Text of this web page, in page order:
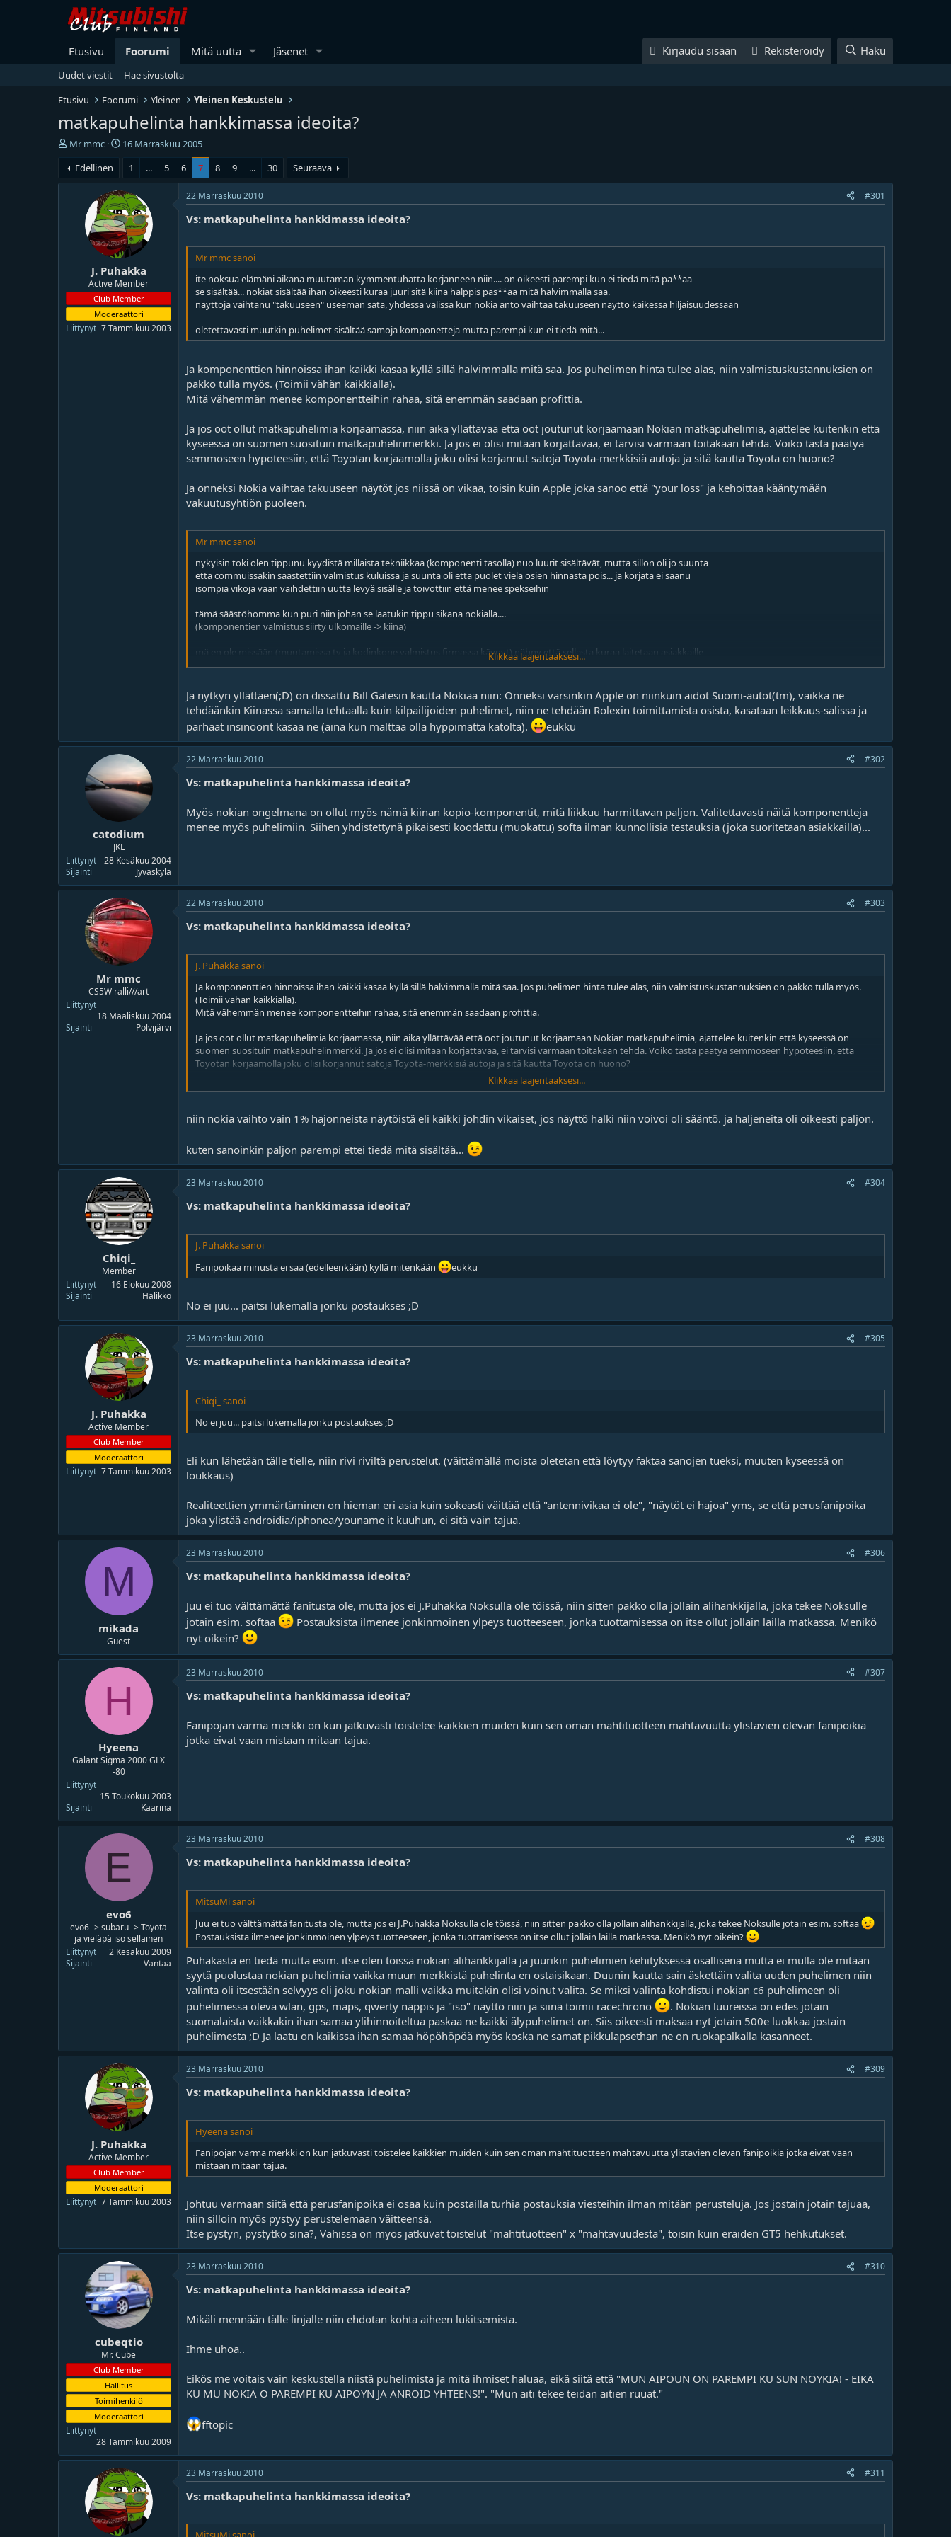
Etusivu Foorumi Mitä uutta Jäsenet Kirjaudu sisään Rekisteröidy Haku
Uudet viestit
Hae sivustolta
Etusivu
Foorumi Yleinen Yleinen Keskustelu
matkapuhelinta hankkimassa ideoita?
V
e
s
a
l
o
i
Mr mmc
A
i
t
u
s
p
ä
i
v
ä
m
ä
ä
r
16 Marraskuu 2005
Edellinen
1 ... 5 6 7 8 9 ... 30 Seuraava
J. Puhakka
Active Member
Club Member
Moderaattori
Liittynyt 7 Tammikuu 2003
22 Marraskuu 2010 #301
Vs: matkapuhelinta hankkimassa ideoita?
Mr mmc sanoi
ite noksua elämäni aikana muutaman kymmentuhatta korjanneen niin.... on oikeesti parempi kun ei tiedä mitä pa**aa
se sisältää... nokiat sisältää ihan oikeesti kuraa juuri sitä kiina halppis pas**aa mitä halvimmalla saa.
näyttöjä vaihtanu "takuuseen" useeman sata, yhdessä välissä kun nokia anto vaihtaa takuuseen näyttö kaikessa hiljaisuudessaan
oletettavasti muutkin puhelimet sisältää samoja komponetteja mutta parempi kun ei tiedä mitä...
Ja komponenttien hinnoissa ihan kaikki kasaa kyllä sillä halvimmalla mitä saa. Jos puhelimen hinta tulee alas, niin valmistuskustannuksien on
pakko tulla myös. (Toimii vähän kaikkialla).
Mitä vähemmän menee komponentteihin rahaa, sitä enemmän saadaan profittia.
Ja jos oot ollut matkapuhelimia korjaamassa, niin aika yllättävää että oot joutunut korjaamaan Nokian matkapuhelimia, ajattelee kuitenkin että
kyseessä on suomen suosituin matkapuhelinmerkki. Ja jos ei olisi mitään korjattavaa, ei tarvisi varmaan töitäkään tehdä. Voiko tästä päätyä
semmoseen hypoteesiin, että Toyotan korjaamolla joku olisi korjannut satoja Toyota-merkkisiä autoja ja sitä kautta Toyota on huono?
Ja onneksi Nokia vaihtaa takuuseen näytöt jos niissä on vikaa, toisin kuin Apple joka sanoo että "your loss" ja kehoittaa kääntymään
vakuutusyhtiön puoleen.
Mr mmc sanoi
nykyisin toki olen tippunu kyydistä millaista tekniikkaa (komponenti tasolla) nuo luurit sisältävät, mutta sillon oli jo suunta
että commuissakin säästettiin valmistus kuluissa ja suunta oli että puolet vielä osien hinnasta pois... ja korjata ei saanu
isompia vikoja vaan vaihdettiin uutta levyä sisälle ja toivottiin että menee spekseihin
tämä säästöhomma kun puri niin johan se laatukin tippu sikana nokialla....
(komponentien valmistus siirty ulkomaille -> kiina)
mä en ole missään (muutamissa tv ja kodinkone valmistus firmassa käynyt) nähny että sellasta kuraa laitetaan asiakkaille
vähän kuin bill gatessi...
Klikkaa laajentaaksesi...
Ja nytkyn yllättäen(;D) on dissattu Bill Gatesin kautta Nokiaa niin: Onneksi varsinkin Apple on niinkuin aidot Suomi-autot(tm), vaikka ne
tehdäänkin Kiinassa samalla tehtaalla kuin kilpailijoiden puhelimet, niin ne tehdään Rolexin toimittamista osista, kasataan leikkaus-salissa ja
parhaat insinöörit kasaa ne (aina kun malttaa olla hyppimättä katolta).
eukku
catodium
JKL
Liittynyt
28 Kesäkuu 2004
Sijainti
Jyväskylä
22 Marraskuu 2010 #302
Vs: matkapuhelinta hankkimassa ideoita?
Myös nokian ongelmana on ollut myös nämä kiinan kopio-komponentit, mitä liikkuu harmittavan paljon. Valitettavasti näitä komponentteja
menee myös puhelimiin. Siihen yhdistettynä pikaisesti koodattu (muokattu) softa ilman kunnollisia testauksia (joka suoritetaan asiakkailla)...
Mr mmc
CS5W ralli///art
Liittynyt
18 Maaliskuu 2004
Sijainti
Polvijärvi
22 Marraskuu 2010 #303
Vs: matkapuhelinta hankkimassa ideoita?
J. Puhakka sanoi
Ja komponenttien hinnoissa ihan kaikki kasaa kyllä sillä halvimmalla mitä saa. Jos puhelimen hinta tulee alas, niin valmistuskustannuksien on pakko tulla myös.
(Toimii vähän kaikkialla).
Mitä vähemmän menee komponentteihin rahaa, sitä enemmän saadaan profittia.
Ja jos oot ollut matkapuhelimia korjaamassa, niin aika yllättävää että oot joutunut korjaamaan Nokian matkapuhelimia, ajattelee kuitenkin että kyseessä on
suomen suosituin matkapuhelinmerkki. Ja jos ei olisi mitään korjattavaa, ei tarvisi varmaan töitäkään tehdä. Voiko tästä päätyä semmoseen hypoteesiin, että
Toyotan korjaamolla joku olisi korjannut satoja Toyota-merkkisiä autoja ja sitä kautta Toyota on huono?
Ja onneksi Nokia vaihtaa takuuseen näytöt jos niissä on vikaa, toisin kuin Apple joka sanoo että "your loss" ja kehoittaa kääntymään vakuutusyhtiön puoleen.
Ja nytkyn yllättäen(;D) on dissattu Bill Gatesin kautta Nokiaa niin: Onneksi varsinkin Apple on niinkuin aidot Suomi-autot(tm), vaikka ne tehdäänkin Kiinassa
samalla tehtaalla kuin kilpailijoiden puhelimet, niin ne tehdään Rolexin toimittamista osista, kasataan leikkaus-salissa ja parhaat insinöörit kasaa ne (aina kun
Klikkaa laajentaaksesi...
niin nokia vaihto vain 1% hajonneista näytöistä eli kaikki johdin vikaiset, jos näyttö halki niin voivoi oli sääntö. ja haljeneita oli oikeesti paljon.
kuten sanoinkin paljon parempi ettei tiedä mitä sisältää...
Chiqi_
Member
Liittynyt
16 Elokuu 2008
Sijainti
Halikko
23 Marraskuu 2010 #304
Vs: matkapuhelinta hankkimassa ideoita?
J. Puhakka sanoi
Fanipoikaa minusta ei saa (edelleenkään) kyllä mitenkään
eukku
No ei juu... paitsi lukemalla jonku postaukses ;D
J. Puhakka
Active Member
Club Member
Moderaattori
Liittynyt 7 Tammikuu 2003
23 Marraskuu 2010 #305
Vs: matkapuhelinta hankkimassa ideoita?
Chiqi_ sanoi
No ei juu... paitsi lukemalla jonku postaukses ;D
Eli kun lähetään tälle tielle, niin rivi riviltä perustelut. (väittämällä moista oletetan että löytyy faktaa sanojen tueksi, muuten kyseessä on
loukkaus)
Realiteettien ymmärtäminen on hieman eri asia kuin sokeasti väittää että "antennivikaa ei ole", "näytöt ei hajoa" yms, se että perusfanipoika
joka ylistää androidia/iphonea/youname it kuuhun, ei sitä vain tajua.
M
mikada
Guest
23 Marraskuu 2010 #306
Vs: matkapuhelinta hankkimassa ideoita?
Juu ei tuo välttämättä fanitusta ole, mutta jos ei J.Puhakka Noksulla ole töissä, niin sitten pakko olla jollain alihankkijalla, joka tekee Noksulle
jotain esim. softaa
Postauksista ilmenee jonkinmoinen ylpeys tuotteeseen, jonka tuottamisessa on itse ollut jollain lailla matkassa. Menikö
nyt oikein?
H
Hyeena
Galant Sigma 2000 GLX
-80
Liittynyt
15 Toukokuu 2003
Sijainti
Kaarina
23 Marraskuu 2010 #307
Vs: matkapuhelinta hankkimassa ideoita?
Fanipojan varma merkki on kun jatkuvasti toistelee kaikkien muiden kuin sen oman mahtituotteen mahtavuutta ylistavien olevan fanipoikia
jotka eivat vaan mistaan mitaan tajua.
E
evo6
evo6 -> subaru -> Toyota
ja vieläpä iso sellainen
Liittynyt
2 Kesäkuu 2009
Sijainti
Vantaa
23 Marraskuu 2010 #308
Vs: matkapuhelinta hankkimassa ideoita?
MitsuMi sanoi
Juu ei tuo välttämättä fanitusta ole, mutta jos ei J.Puhakka Noksulla ole töissä, niin sitten pakko olla jollain alihankkijalla, joka tekee Noksulle jotain esim. softaa
Postauksista ilmenee jonkinmoinen ylpeys tuotteeseen, jonka tuottamisessa on itse ollut jollain lailla matkassa. Menikö nyt oikein?
Puhakasta en tiedä mutta esim. itse olen töissä nokian alihankkijalla ja juurikin puhelimien kehityksessä osallisena mutta ei mulla ole mitään
syytä puolustaa nokian puhelimia vaikka muun merkkistä puhelinta en ostaisikaan. Duunin kautta sain äskettäin valita uuden puhelimen niin
valinta oli itsestään selvyys eli joku nokian malli vaikka muitakin olisi voinut valita. Se miksi valinta kohdistui nokian c6 puhelimeen oli
puhelimessa oleva wlan, gps, maps, qwerty näppis ja "iso" näyttö niin ja siinä toimii racechrono
. Nokian luureissa on edes jotain
suomalaista vaikkakin ihan samaa ylihinnoiteltua paskaa ne kaikki älypuhelimet on. Siis oikeesti maksaa nyt jotain 500e luokkaa jostain
puhelimesta ;D Ja laatu on kaikissa ihan samaa höpöhöpöä myös koska ne samat pikkulapsethan ne on ruokapalkalla kasanneet.
J. Puhakka
Active Member
Club Member
Moderaattori
Liittynyt 7 Tammikuu 2003
23 Marraskuu 2010 #309
Vs: matkapuhelinta hankkimassa ideoita?
Hyeena sanoi
Fanipojan varma merkki on kun jatkuvasti toistelee kaikkien muiden kuin sen oman mahtituotteen mahtavuutta ylistavien olevan fanipoikia jotka eivat vaan
mistaan mitaan tajua.
Johtuu varmaan siitä että perusfanipoika ei osaa kuin postailla turhia postauksia viesteihin ilman mitään perusteluja. Jos jostain jotain tajuaa,
niin silloin myös pystyy perustelemaan väitteensä.
Itse pystyn, pystytkö sinä?, Vähissä on myös jatkuvat toistelut "mahtituotteen" x "mahtavuudesta", toisin kuin eräiden GT5 hehkutukset.
cubeqtio
Mr. Cube
Club Member
Hallitus
Toimihenkilö
Moderaattori
Liittynyt
28 Tammikuu 2009
23 Marraskuu 2010 #310
Vs: matkapuhelinta hankkimassa ideoita?
Mikäli mennään tälle linjalle niin ehdotan kohta aiheen lukitsemista.
Ihme uhoa..
Eikös me voitais vain keskustella niistä puhelimista ja mitä ihmiset haluaa, eikä siitä että "MUN ÄIPÖUN ON PAREMPI KU SUN NÖYKIÄ! - EIKÄ
KU MU NÖKIÄ O PAREMPI KU ÄIPÖYN JA ÄNRÖID YHTEENS!". "Mun äiti tekee teidän äitien ruuat."
fftopic
23 Marraskuu 2010 #311
Vs: matkapuhelinta hankkimassa ideoita?